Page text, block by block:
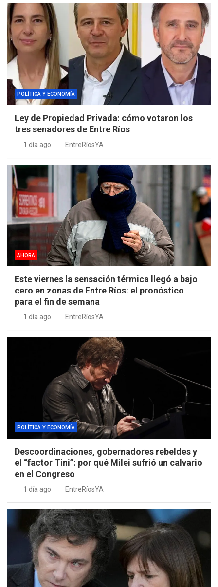
POLÍTICA Y ECONOMÍA
Ley de Propiedad Privada: cómo votaron los
tres senadores de Entre Ríos
1 día ago EntreRíosYA
AHORA
Este viernes la sensación térmica llegó a bajo
cero en zonas de Entre Ríos: el pronóstico
para el fin de semana
1 día ago EntreRíosYA
POLÍTICA Y ECONOMÍA
Descoordinaciones, gobernadores rebeldes y
el “factor Tini”: por qué Milei sufrió un calvario
en el Congreso
1 día ago EntreRíosYA